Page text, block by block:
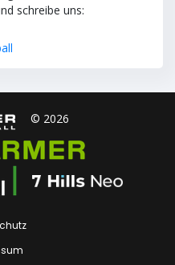
schreibe uns:
© 2026